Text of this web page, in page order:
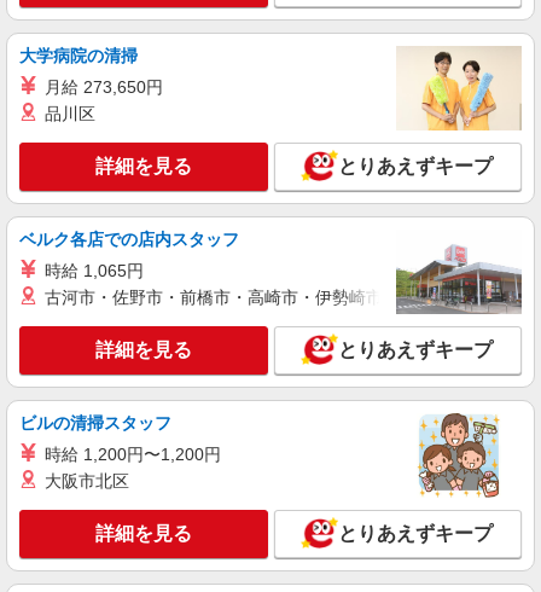
ピザハット 徳島店
ピザの宅配／デリバリー・配達
時給1,100円以上 平日 時給1,100円以上 高校
生 時給1,100円以上
徳島県徳島市かちどき橋2ー21
キープ
アルバイト パート
すき家 徳島大原店
すき家の店舗スタッフ（接客・調理・清掃な
ど）
時給1,150円 ※22:00〜翌5:00：時給1,438円 ※
高校生時給1,080円 ※早朝手当（5:00〜9:00）時給
＋150円徳島県徳島市大原町千代ケ丸山5-1
詳細を見る
パート
丸亀製麺徳島インター店
大学病院の清掃
月給 273,650円
品川区
詳細を見る とりあえずキープ
ベルク各店での店内スタッフ
時給 1,065円
古河市・佐野市・前橋市・高崎市・伊勢崎市・太田市・館林市
詳細を見る とりあえずキープ
ビルの清掃スタッフ
時給 1,200円〜1,200円
大阪市北区
詳細を見る とりあえずキープ